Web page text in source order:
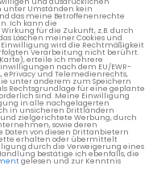
unter Umständen kein
das meine Betroffenenrechte
Ich kann die
für die Zukunft, z.B. durch
Löschen meiner Cookies und
wird die Rechtmäßigkeit
Verarbeitung nicht berührt.
erteile ich mehrere
nach dem EU/EWR-
ePrivacy und Telemedienrechts,
unter anderem zum Speichern
Rechtsgrundlage für eine geplante
sind. Meine Einwilligung
in alle nachgelagerten
in unsicheren Drittländern
zielgerichtete Werbung, durch
sowie deren
von diesen Drittanbietern
erhalten oder übermittelt
durch die Verweigerung eines
bestätige ich ebenfalls, die
gelesen und zur Kenntnis